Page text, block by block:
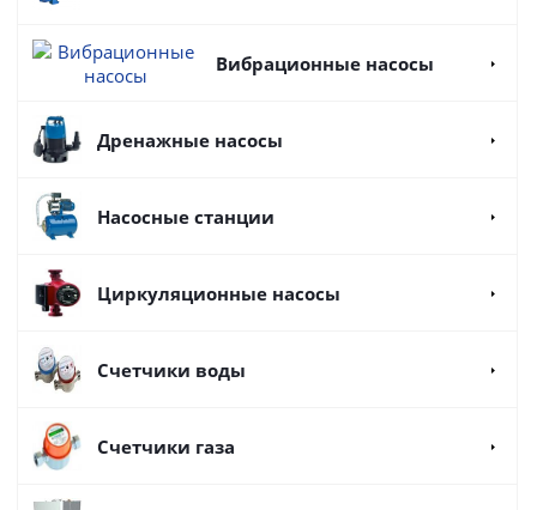
Вибрационные насосы
Дренажные насосы
Насосные станции
Циркуляционные насосы
Счетчики воды
Счетчики газа